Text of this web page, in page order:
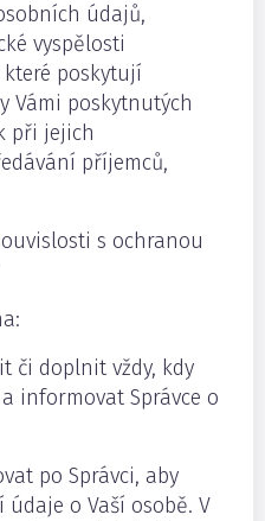
údajů,
vyspělosti
poskytují
Vámi poskytnutých
při jejich
příjemců,
s ochranou
či doplnit vždy, kdy
informovat Správce o
po Správci, aby
o Vaší osobě. V